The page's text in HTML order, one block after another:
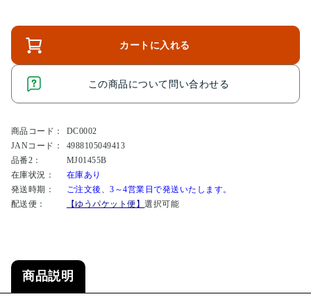
カートに入れる
この商品について問い合わせる
商品コード：
DC0002
JANコード：
4988105049413
品番2：
MJ01455B
在庫状況：
在庫あり
発送時期：
ご注文後、3～4営業日で発送いたします。
配送便：
【ゆうパケット便】選択可能
商品説明